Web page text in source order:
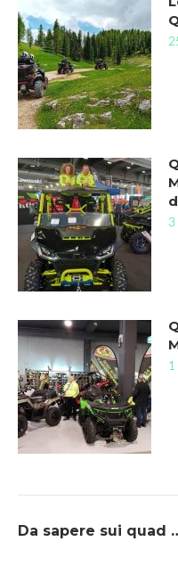
3
1
Da sapere sui quad